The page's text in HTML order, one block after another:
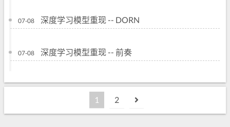
07-08 深度学习模型重现 -- DORN
07-08 深度学习模型重现 -- 前奏
1 2